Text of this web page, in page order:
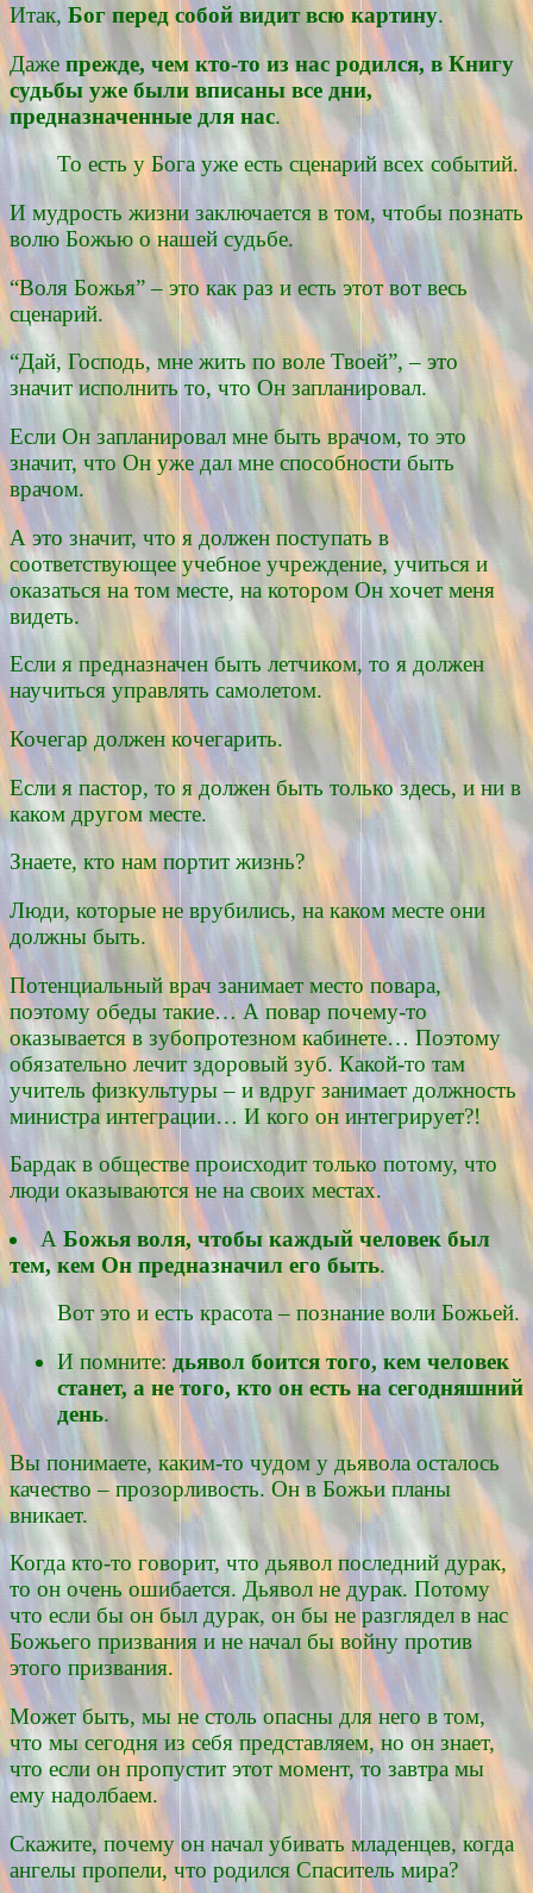
Итак, Бог перед собой видит всю картину.
Даже прежде, чем кто-то из нас родился, в Книгу
судьбы уже были вписаны все дни,
предназначенные для нас.
То есть у Бога уже есть сценарий всех событий.
И мудрость жизни заключается в том, чтобы познать
волю Божью о нашей судьбе.
“Воля Божья” – это как раз и есть этот вот весь
сценарий.
“Дай, Господь, мне жить по воле Твоей”, – это
значит исполнить то, что Он запланировал.
Если Он запланировал мне быть врачом, то это
значит, что Он уже дал мне способности быть
врачом.
А это значит, что я должен поступать в
соответствующее учебное учреждение, учиться и
оказаться на том месте, на котором Он хочет меня
видеть.
Если я предназначен быть летчиком, то я должен
научиться управлять самолетом.
Кочегар должен кочегарить.
Если я пастор, то я должен быть только здесь, и ни в
каком другом месте.
Знаете, кто нам портит жизнь?
Люди, которые не врубились, на каком месте они
должны быть.
Потенциальный врач занимает место повара,
поэтому обеды такие… А повар почему-то
оказывается в зубопротезном кабинете… Поэтому
обязательно лечит здоровый зуб. Какой-то там
учитель физкультуры – и вдруг занимает должность
министра интеграции… И кого он интегрирует?!
Бардак в обществе происходит только потому, что
люди оказываются не на своих местах.
А Божья воля, чтобы каждый человек был
тем, кем Он предназначил его быть.
Вот это и есть красота – познание воли Божьей.
И помните:дьявол боится того, кем человек
станет, а не того, кто он есть на сегодняшний
день.
Вы понимаете, каким-то чудом у дьявола осталось
качество – прозорливость. Он в Божьи планы
вникает.
Когда кто-то говорит, что дьявол последний дурак,
то он очень ошибается. Дьявол не дурак. Потому
что если бы он был дурак, он бы не разглядел в нас
Божьего призвания и не начал бы войну против
этого призвания.
Может быть, мы не столь опасны для него в том,
что мы сегодня из себя представляем, но он знает,
что если он пропустит этот момент, то завтра мы
ему надолбаем.
Скажите, почему он начал убивать младенцев, когда
ангелы пропели, что родился Спаситель мира?